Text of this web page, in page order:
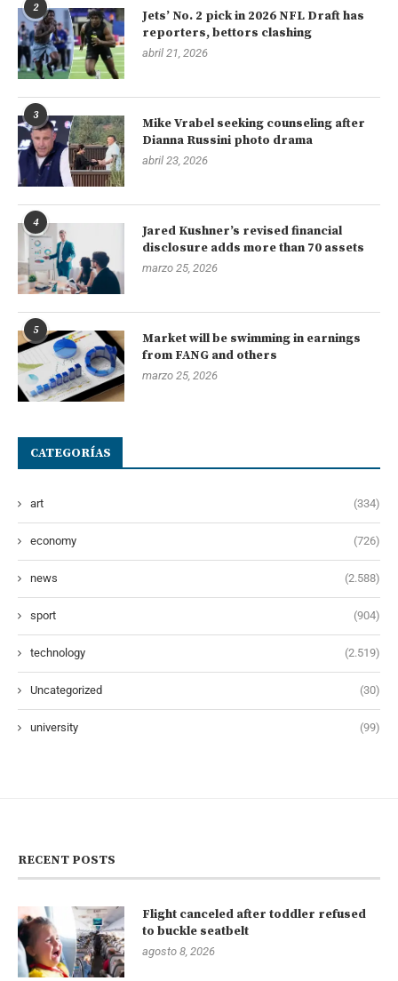
2
Jets’ No. 2 pick in 2026 NFL Draft has
reporters, bettors clashing
abril 21, 2026
3
Mike Vrabel seeking counseling after
Dianna Russini photo drama
abril 23, 2026
4
Jared Kushner’s revised financial
disclosure adds more than 70 assets
marzo 25, 2026
5
Market will be swimming in earnings
from FANG and others
marzo 25, 2026
CATEGORÍAS
art (334)
economy (726)
news (2.588)
sport (904)
technology (2.519)
Uncategorized (30)
university (99)
RECENT POSTS
Flight canceled after toddler refused
to buckle seatbelt
agosto 8, 2026